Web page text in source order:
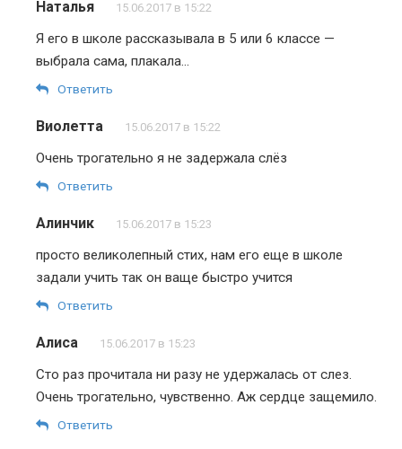
Наталья 15.06.2017 в 15:22
Я его в школе рассказывала в 5 или 6 классе —
выбрала сама, плакала…
Ответить
Виолетта 15.06.2017 в 15:22
Очень трогательно я не задержала слёз
Ответить
Алинчик 15.06.2017 в 15:23
просто великолепный стих, нам его еще в школе
задали учить так он ваще быстро учится
Ответить
Алиса 15.06.2017 в 15:23
Сто раз прочитала ни разу не удержалась от слез.
Очень трогательно, чувственно. Аж сердце защемило.
Ответить